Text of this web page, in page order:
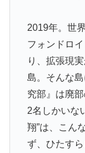
2019年。世
フォンドロ
り、拡張現
島。そんな
究部』は廃
2名しかいな
翔”は、こん
ず、ひたす